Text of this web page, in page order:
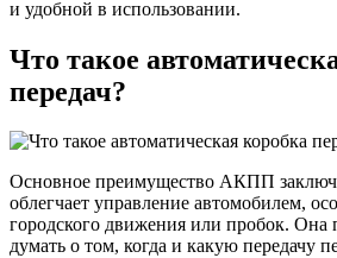
и удобной в использовании.
Что такое
передач?
Основное преимущество АКПП
облегчает управление автомобилем,
городского движения или пробок. Она
думать о том, когда и какую передачу